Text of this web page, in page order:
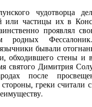
чудотворца
или частицы их в
проявлял
родных
бывали
обходившего стены и
святого Димитрия
после
греки считали